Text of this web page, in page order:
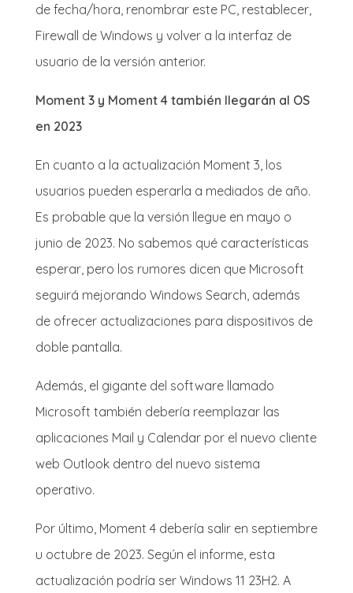
de fecha/hora, renombrar este PC, restablecer,
Firewall de Windows y volver a la interfaz de
usuario de la versión anterior.
Moment 3 y Moment 4 también llegarán al OS
en 2023
En cuanto a la actualización Moment 3, los
usuarios pueden esperarla a mediados de año.
Es probable que la versión llegue en mayo o
junio de 2023. No sabemos qué características
esperar, pero los rumores dicen que Microsoft
seguirá mejorando Windows Search, además
de ofrecer actualizaciones para dispositivos de
doble pantalla.
Además, el gigante del software llamado
Microsoft también debería reemplazar las
aplicaciones Mail y Calendar por el nuevo cliente
web Outlook dentro del nuevo sistema
operativo.
Por último, Moment 4 debería salir en septiembre
u octubre de 2023. Según el informe, esta
actualización podría ser Windows 11 23H2. A